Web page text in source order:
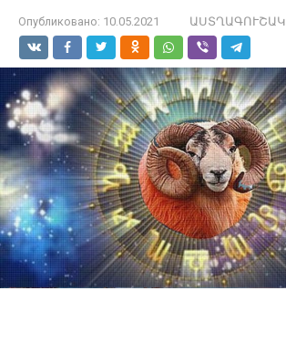
Опубликовано: 10.05.2021 ԱՍՏՂԱԳՈՒՇԱԿ